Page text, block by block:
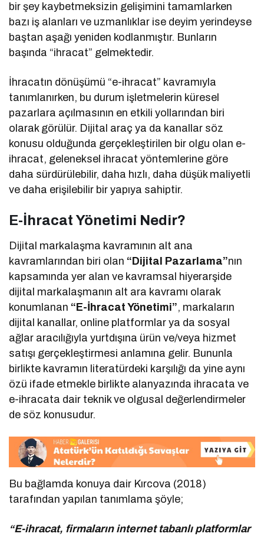
bir şey kaybetmeksizin gelişimini tamamlarken
bazı iş alanları ve uzmanlıklar ise deyim yerindeyse
baştan aşağı yeniden kodlanmıştır. Bunların
başında “ihracat” gelmektedir.
İhracatın dönüşümü “e-ihracat” kavramıyla
tanımlanırken, bu durum işletmelerin küresel
pazarlara açılmasının en etkili yollarından biri
olarak görülür. Dijital araç ya da kanallar söz
konusu olduğunda gerçekleştirilen bir olgu olan e-
ihracat, geleneksel ihracat yöntemlerine göre
daha sürdürülebilir, daha hızlı, daha düşük maliyetli
ve daha erişilebilir bir yapıya sahiptir.
E-İhracat Yönetimi Nedir?
Dijital markalaşma kavramının alt ana
kavramlarından biri olan “Dijital Pazarlama”nın
kapsamında yer alan ve kavramsal hiyerarşide
dijital markalaşmanın alt ara kavramı olarak
konumlanan “E-İhracat Yönetimi”, markaların
dijital kanallar, online platformlar ya da sosyal
ağlar aracılığıyla yurtdışına ürün ve/veya hizmet
satışı gerçekleştirmesi anlamına gelir. Bununla
birlikte kavramın literatürdeki karşılığı da yine aynı
özü ifade etmekle birlikte alanyazında ihracata ve
e-ihracata dair teknik ve olgusal değerlendirmeler
de söz konusudur.
Bu bağlamda konuya dair Kırcova (2018)
tarafından yapılan tanımlama şöyle;
“E-ihracat, firmaların internet tabanlı platformlar